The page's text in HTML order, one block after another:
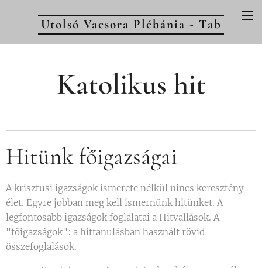
Utolsó Vacsora Plébánia - Tab
Katolikus hit
Hitünk főigazságai
A krisztusi igazságok ismerete nélkül nincs keresztény
élet. Egyre jobban meg kell ismernünk hitünket. A
legfontosabb igazságok foglalatai a Hitvallások. A
"főigazságok": a hittanulásban használt rövid
összefoglalások.